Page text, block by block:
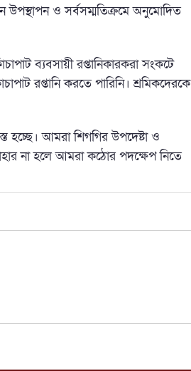
উপস্থাপন ও সর্বসম্মতিক্রমে অনুমোদিত
ব্যবসায়ী রপ্তানিকারকরা সংকটে
রপ্তানি করতে পারিনি। শ্রমিকদেরকে
হচ্ছে। আমরা শিগগির উপদেষ্টা ও
না হলে আমরা কঠোর পদক্ষেপ নিতে